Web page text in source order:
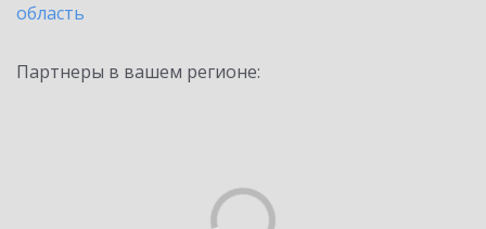
область
Партнеры в вашем регионе: